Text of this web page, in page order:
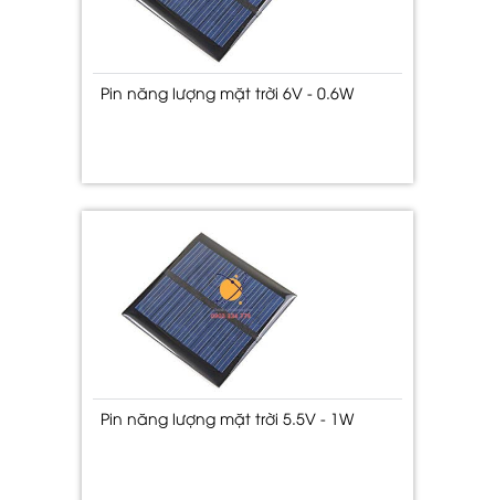
Pin năng lượng mặt trời 6V - 0.6W
Pin năng lượng mặt trời 5.5V - 1W